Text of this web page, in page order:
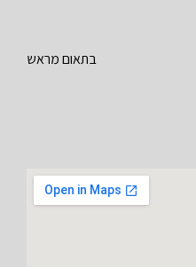
בתאום מראש